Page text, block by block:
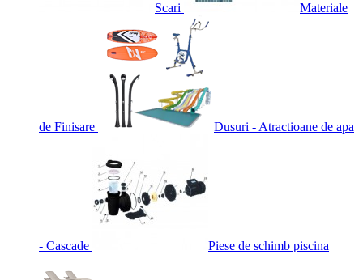
Scari Materiale
de Finisare Dusuri - Atractioane de apa
- Cascade Piese de schimb piscina